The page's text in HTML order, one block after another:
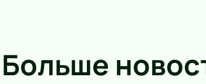
Больше